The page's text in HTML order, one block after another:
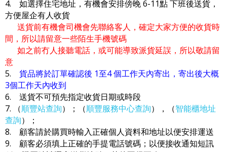
4. 如選擇住宅地址，有機會安排傍晚 6-11點 下班後送貨，
方便屋企有人收貨
送貨前有機會司機會先聯絡客人，確定大家方便的收貨時
間，所以請留意一些陌生手機號碼
如之前冇人接聽電話，或可能導致派貨延誤，所以敬請留
意
5. 貨品將於訂單確認後 1至4 個工作天內寄出，寄出後大概
3個工作天內收到
6. 送貨不可預先指定收貨日期或時段
7. （順豐站查詢）；（順豐服務中心查詢），（智能櫃地址
查詢）；
8. 顧客請於購買時輸入正確個人資料和地址以便安排運送
9. 顧客必須填上正確的手提電話號碼；以便接收通知短訊